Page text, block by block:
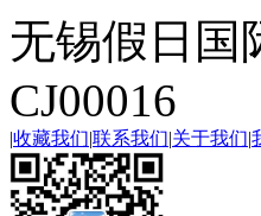
无锡假日国
CJ00016
|收藏我们|联系我们|关于我们|